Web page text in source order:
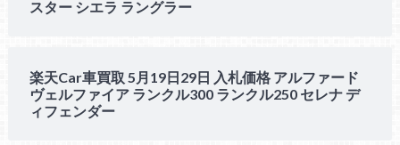
スター シエラ ラングラー
楽天Car車買取 5月19日29日 入札価格 アルファード
ヴェルファイア ランクル300 ランクル250 セレナ デ
ィフェンダー